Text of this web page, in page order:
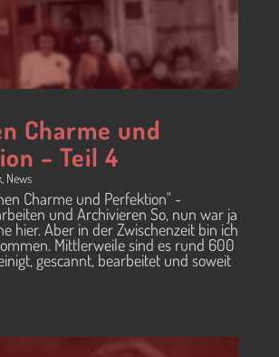
Charme und
– Teil 4
, News
Charme und Perfektion" -
und Archivieren So, nun war ja
hier. Aber in der Zwischenzeit bin ich
Mittlerweile sind es rund 600
gescannt, bearbeitet und soweit